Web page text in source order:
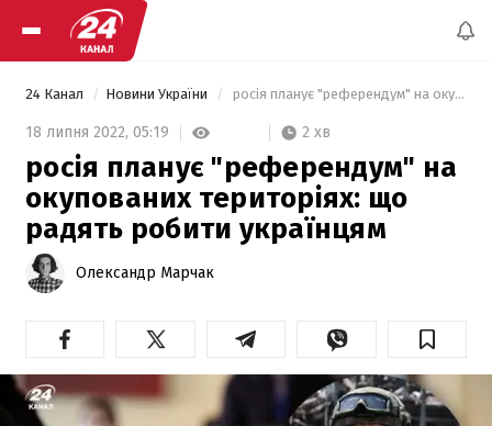
24 Канал Новини України росія планує "референдум" на окупованих територіях: що радять робити українцям
18 липня 2022, 05:19 2 хв
росія планує "референдум" на
окупованих територіях: що
радять робити українцям
Олександр Марчак